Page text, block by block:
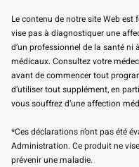
Le contenu de notre site Web
vise pas à diagnostiquer une
d’un professionnel de la santé
médicaux. Consultez votre
avant de commencer tout
d’utiliser tout supplément, en
vous souffrez d’une affection
*Ces déclarations n’ont pas été
Administration. Ce produit ne
prévenir une maladie.